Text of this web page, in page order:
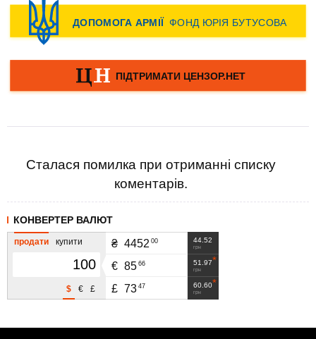
Сталася помилка при отриманні списку
коментарів.
КОНВЕРТЕР ВАЛЮТ
продати купити
£
€
$
44.52
грн
₴ 4452 00
51.97
грн
€ 85 66
60.60
грн
£ 73 47